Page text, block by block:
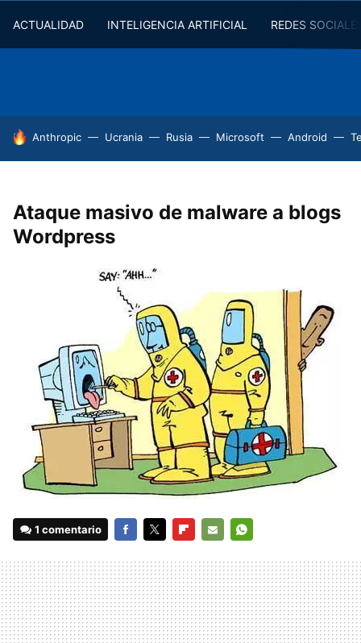
ACTUALIDAD INTELIGENCIA ARTIFICIAL REDES
HOY SE HABLA DE
Anthropic Ucrania Rusia Microsoft Android
Ataque masivo de malware a blogs
Wordpress
1 comentario
MAIL